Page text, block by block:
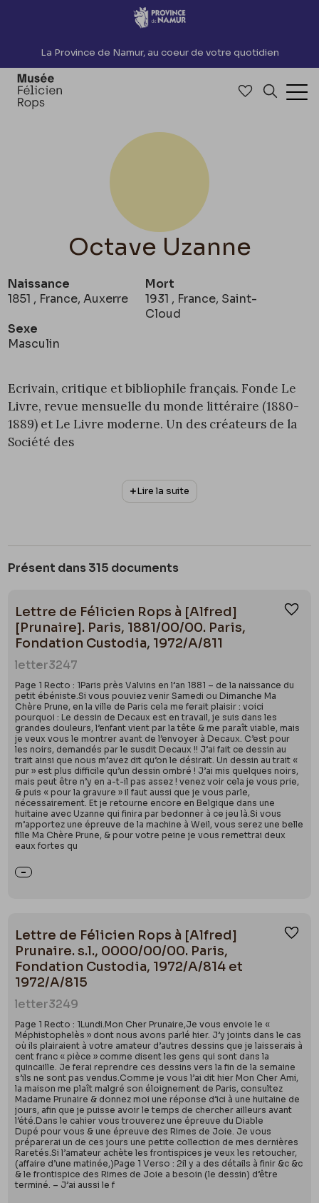
Accèder directement au contenu
La Province de Namur, au coeur de votre quotidien
Accéder à
Octave Uzanne
Naissance
1851 , France, Auxerre
Mort
1931 , France, Saint-
Cloud
Sexe
Masculin
Ecrivain, critique et bibliophile français. Fonde Le
Livre, revue mensuelle du monde littéraire (1880-
1889) et Le Livre moderne. Un des créateurs de la
Société des
honoraire de l’Ex Libris Society à Londres. Rops et
collaboration, Son Altesse la Femme (1884). Par la
suite, Uzanne demandera à divers écrivains d’écrire
gens de Rops pour Féminies (1896).
Lire la suite
Présent dans 315 documents
Lettre de Félicien Rops à [Alfred]
[Prunaire]. Paris, 1881/00/00. Paris,
Fondation Custodia, 1972/A/811
letter3247
Page 1 Recto : 1Paris près Valvins en l’an 1881 – de la naissance du
petit ébéniste.Si vous pouviez venir Samedi ou Dimanche Ma
Chère Prune, en la ville de Paris cela me ferait plaisir : voici
pourquoi : Le dessin de Decaux est en travail, je suis dans les
grandes douleurs, l’enfant vient par la tête & me paraît viable, mais
je veux vous le montrer avant de l’envoyer à Decaux. C’est pour
les noirs, demandés par le susdit Decaux !! J’ai fait ce dessin au
trait ainsi que nous m’avez dit qu’on le désirait. Un dessin au trait «
pur » est plus difficile qu’un dessin ombré ! J’ai mis quelques noirs,
mais peut être n’y en a-t-il pas assez ! venez voir cela je vous prie,
& puis « pour la gravure » il faut aussi que je vous parle,
nécessairement. Et je retourne encore en Belgique dans une
huitaine avec Uzanne qui finira par bedonner à ce jeu là.Si vous
m’apportez une épreuve de la machine à Weil, vous serez une belle
fille Ma Chère Prune, & pour votre peine je vous remettrai deux
eaux fortes qu
Lettre de Félicien Rops à [Alfred]
Prunaire. s.l., 0000/00/00. Paris,
Fondation Custodia, 1972/A/814 et
1972/A/815
letter3249
Page 1 Recto : 1Lundi.Mon Cher Prunaire,Je vous envoie le «
Méphistophelès » dont nous avons parlé hier. J’y joints dans le cas
où ils plairaient à votre amateur d’autres dessins que je laisserais à
cent franc « pièce » comme disent les gens qui sont dans la
quincaille. Je ferai reprendre ces dessins vers la fin de la semaine
s’ils ne sont pas vendus.Comme je vous l’ai dit hier Mon Cher Ami,
la maison me plaît malgré son éloignement de Paris, consultez
Madame Prunaire & donnez moi une réponse d’ici à une huitaine de
jours, afin que je puisse avoir le temps de chercher ailleurs avant
l’été.Dans le cahier vous trouverez une épreuve du Diable
Dupé pour vous & une épreuve des Rimes de Joie. Je vous
préparerai un de ces jours une petite collection de mes dernières
Raretés.Si l’amateur achète les frontispices je veux les retoucher,
(affaire d’une matinée,)Page 1 Verso : 2il y a des détails à finir &c &c
& le frontispice des Rimes de Joie a besoin (le dessin) d’être
terminé. – J’ai aussi le f